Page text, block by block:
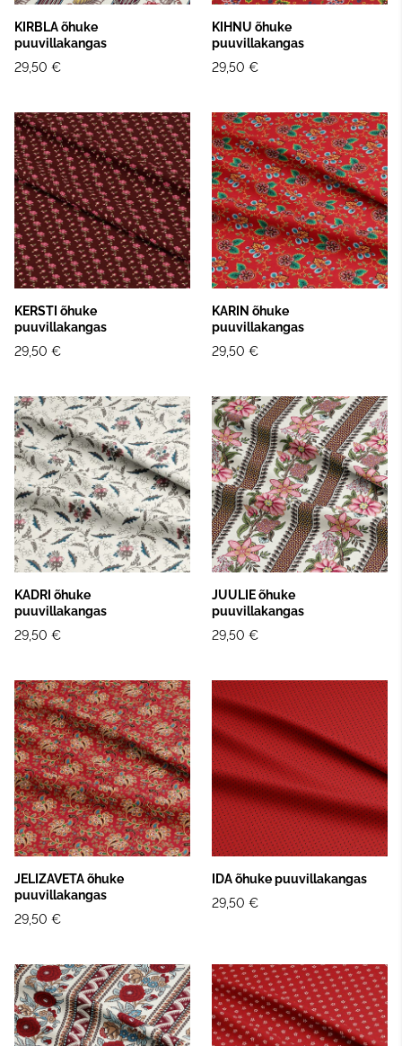
KIRBLA õhuke
puuvillakangas
29,50 €
KIHNU õhuke
puuvillakangas
29,50 €
KERSTI õhuke
puuvillakangas
29,50 €
KARIN õhuke
puuvillakangas
29,50 €
KADRI õhuke
puuvillakangas
29,50 €
JUULIE õhuke
puuvillakangas
29,50 €
JELIZAVETA õhuke
puuvillakangas
29,50 €
IDA õhuke puuvillakangas
29,50 €